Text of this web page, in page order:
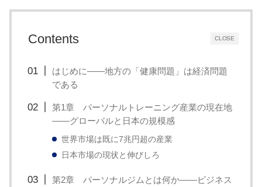
CLOSE
Contents
はじめに——地方の「健康問題」は経済問題
である
第1章 パーソナルトレーニング産業の現在地
——グローバルと日本の規模感
世界市場は既に7兆円超の産業
日本市場の現状と伸びしろ
第2章 パーソナルジムとは何か——ビジネス